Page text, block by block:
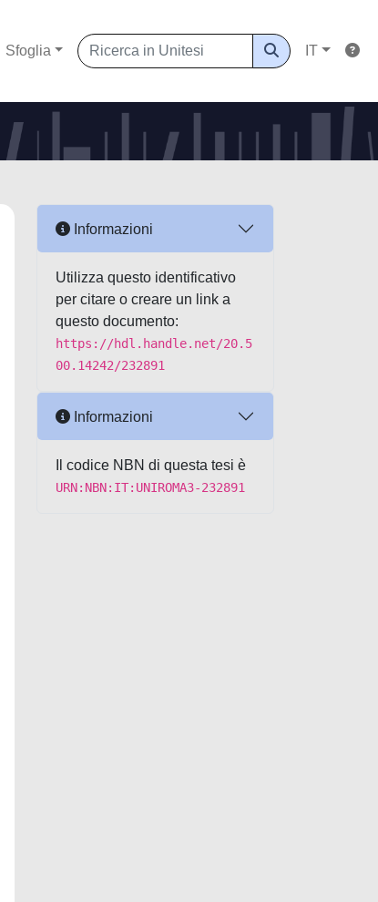
Sfoglia IT
Informazioni
Utilizza questo identificativo
per citare o creare un link a
questo documento:
https://hdl.handle.net/20.5
00.14242/232891
Informazioni
Il codice NBN di questa tesi è
URN:NBN:IT:UNIROMA3-232891